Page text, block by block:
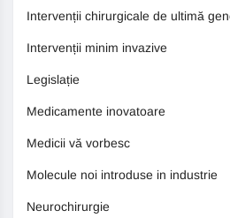
Intervenții chirurgicale de ultimă
Intervenții minim invazive
Legislație
Medicamente inovatoare
Medicii vă vorbesc
Molecule noi introduse in industrie
Neurochirurgie